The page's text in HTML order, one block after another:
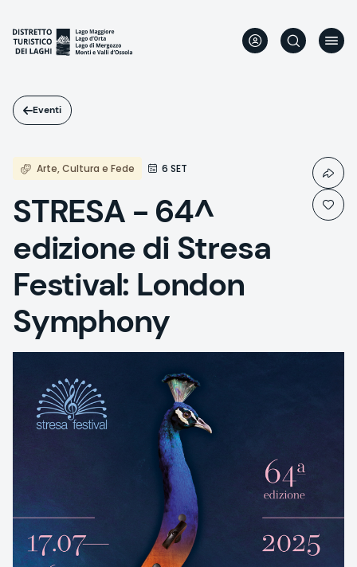
contenuto
principale
Eventi
Arte, Cultura e Fede 6 SET
STRESA - 64^
edizione di Stresa
Festival: London
Symphony